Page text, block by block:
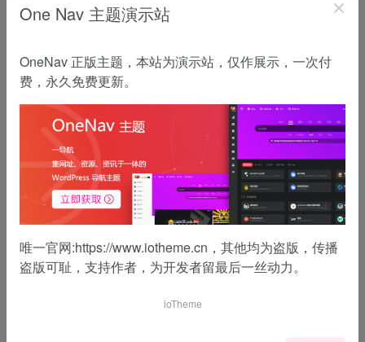
One Nav 主题演示站
OneNav 正版主题，本站为演示站，仅作展示，一次付
费，永久免费更新。
唯一官网:https://www.iotheme.cn ，其他均为盗版，传播
盗版可耻，支持作者，为开发者留最后一丝动力。
ioTheme